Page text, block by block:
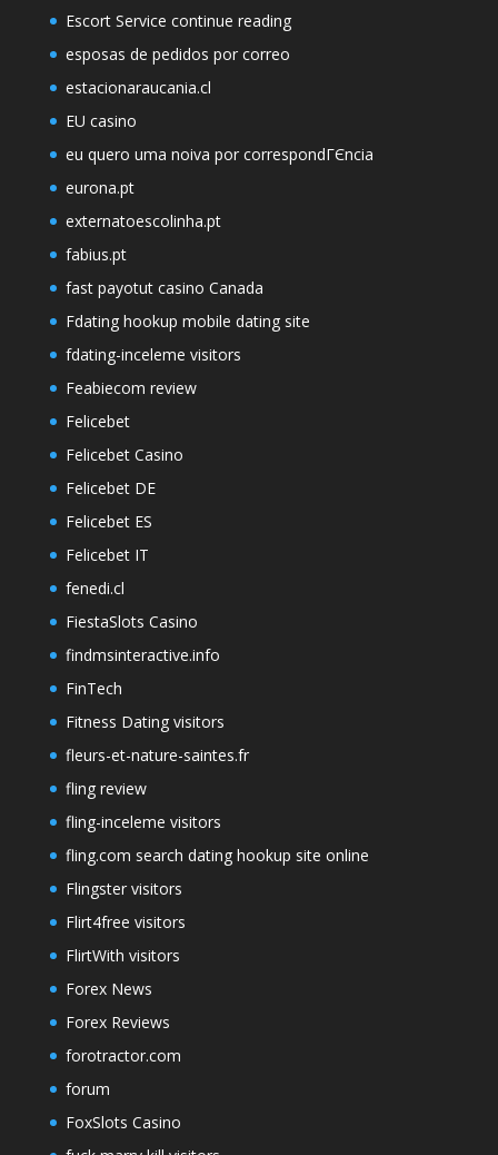
Escort Service continue reading
esposas de pedidos por correo
estacionaraucania.cl
EU casino
eu quero uma noiva por correspondГЄncia
eurona.pt
externatoescolinha.pt
fabius.pt
fast payotut casino Canada
Fdating hookup mobile dating site
fdating-inceleme visitors
Feabiecom review
Felicebet
Felicebet Casino
Felicebet DE
Felicebet ES
Felicebet IT
fenedi.cl
FiestaSlots Casino
findmsinteractive.info
FinTech
Fitness Dating visitors
fleurs-et-nature-saintes.fr
fling review
fling-inceleme visitors
fling.com search dating hookup site online
Flingster visitors
Flirt4free visitors
FlirtWith visitors
Forex News
Forex Reviews
forotractor.com
forum
FoxSlots Casino